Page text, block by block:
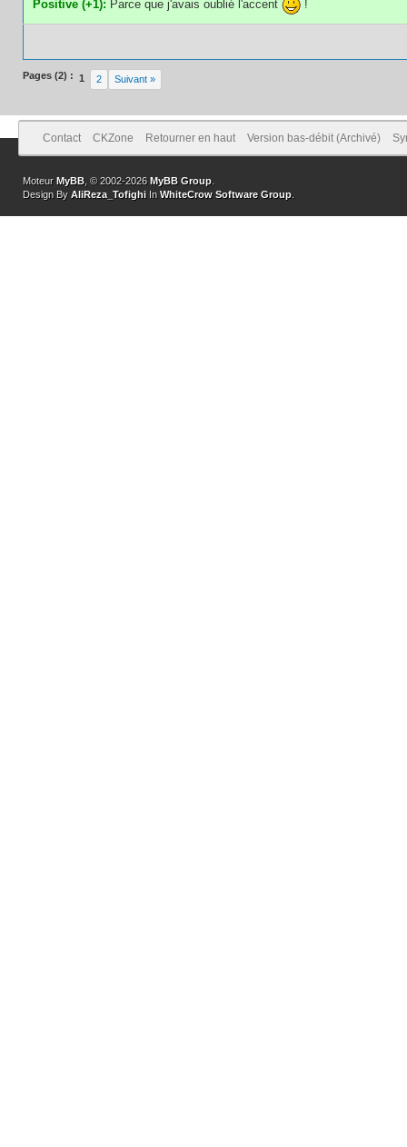
Positive (+1): Parce que j'avais oublié l'accent !
Pages (2) : 1 2 Suivant »
Contact CKZone Retourner en haut Version bas-débit (Archivé)
Moteur MyBB , © 2002-2026MyBB Group
Design By AliReza_Tofighi In WhiteCrow Software Group